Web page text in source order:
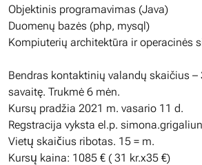
Objektinis programavimas (Java)
Duomenų bazės (php, mysql)
Kompiuterių architektūra ir operacinės
Bendras kontaktinių valandų skaičius –
savaitę. Trukmė 6 mėn.
Kursų pradžia 2021 m. vasario 11 d.
Regstracija vyksta el.p.
Vietų skaičius ribotas. 15 = m.
Kursų kaina: 1085 € ( 31 kr.x35 €)